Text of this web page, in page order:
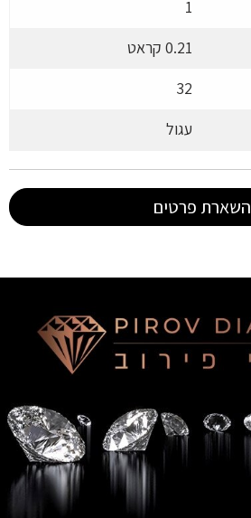
1
0.21 קראט
32
עגול
השארת פרטים